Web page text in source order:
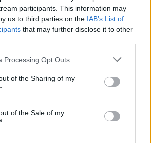
participants. This information may
us to third parties on the IAB’s List of
that may further disclose it to other
website/app uses one or more Google
or usage behaviour. You may click to
to Google and its third-party tags to
specified purposes in below Google
Processing Opt Outs
of the Sharing of my
of the Sale of my
Jelszó
Bejelentkezés
termékek és szolgáltatások térképes